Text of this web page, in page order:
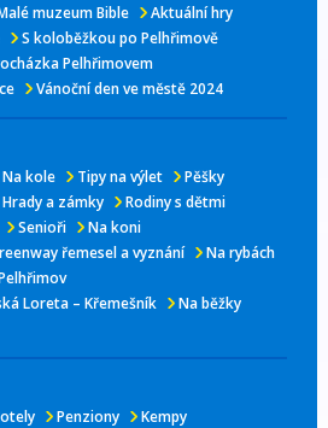
muzeum Bible
Aktuální hry
S koloběžkou po Pelhřimově
Pelhřimovem
Vánoční den ve městě 2024
Na kole Tipy na výlet
Pěšky
Hrady a zámky
Rodiny s dětmi
Senioři
Na koni
řemesel a vyznání
Na rybách
Loreta – Křemešník
Na běžky
Penziony Kempy